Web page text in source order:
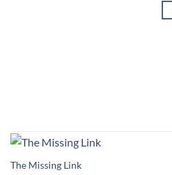
The Missing Link